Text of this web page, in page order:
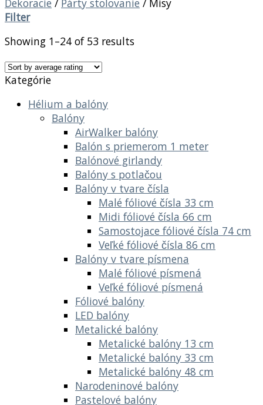
Filter
Showing 1–24 of 53 results
Kategórie
Hélium a balóny
Balóny
AirWalker balóny
Balón s priemerom 1 meter
Balónové girlandy
Balóny s potlačou
Balóny v tvare čísla
Malé fóliové čísla 33 cm
Midi fóliové čísla 66 cm
Samostojace fóliové čísla 74 cm
Veľké fóliové čísla 86 cm
Balóny v tvare písmena
Malé fóliové písmená
Veľké fóliové písmená
Fóliové balóny
LED balóny
Metalické balóny
Metalické balóny 13 cm
Metalické balóny 33 cm
Metalické balóny 48 cm
Narodeninové balóny
Pastelové balóny